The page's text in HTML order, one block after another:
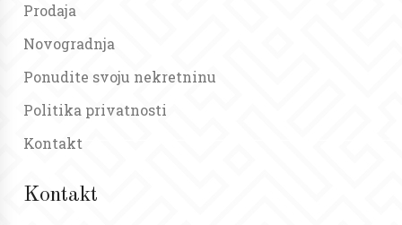
Prodaja
Novogradnja
Ponudite svoju nekretninu
Politika privatnosti
Kontakt
Kontakt